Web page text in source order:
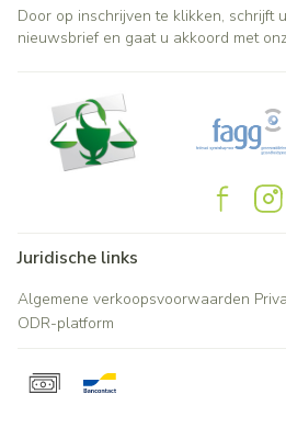
Door op inschrijven te klikken, schrijft
nieuwsbrief en gaat u akkoord met
Juridische links
Algemene verkoopsvoorwaarden
ODR-platform